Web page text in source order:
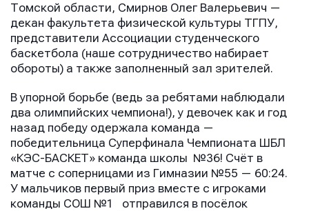
Томской области, Смирнов Олег Валерьевич —
декан факультета физической культуры ТГПУ,
представители Ассоциации студенческого
баскетбола (наше сотрудничество набирает
обороты) а также заполненный зал зрителей.
В упорной борьбе (ведь за ребятами наблюдали
два олимпийских чемпиона!), у девочек как и год
назад победу одержала команда —
победительница Суперфинала Чемпионата ШБЛ
«КЭС-БАСКЕТ» команда школы №36! Счёт в
матче с соперницами из Гимназии №55 — 60:24.
У мальчиков первый приз вместе с игроками
команды СОШ №1 отправился в посёлок